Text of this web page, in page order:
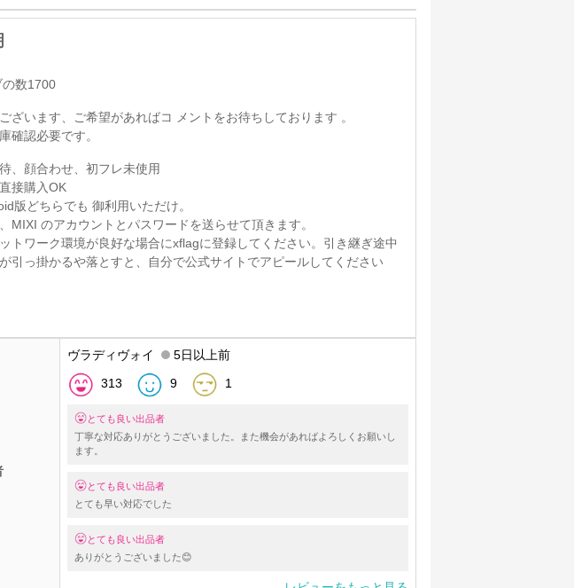
の数1700
ざいます、ご希望があればコ メントをお待ちしております 。
確認必要です。
、顔合わせ、初フレ未使用
接購入OK
版どちらでも 御利用いただけ。
MIXI のアカウントとパスワードを送らせて頂きます。
トワーク環境が良好な場合にxflagに登録してください。引き継ぎ途中
引っ掛かるや落とすと、自分で公式サイトでアピールしてください
ヴラディヴォイ 5日以上前
313 9 1
とても良い出品者
丁寧な対応ありがとうございました。また機会があればよろしくお願いし
ます。
とても良い出品者
とても早い対応でした
とても良い出品者
ありがとうございました😊